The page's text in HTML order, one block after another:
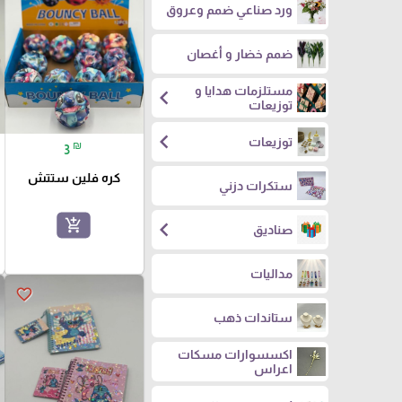
ورد صناعي ضمم وعروق
ضمم خضار و أغصان
مستلزمات هدايا و
توزيعات
chevron_left
توزيعات chevron_left
ستكرات دزني
صناديق chevron_left
مداليات
ستاندات ذهب
اكسسوارات مسكات
اعراس
3 ₪
كره فلين ستتش
add_shopping_cart
favorite_border